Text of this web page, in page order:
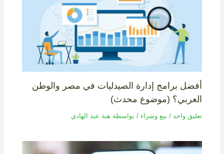
أفضل برامج إدارة الصيدليات في مصر والوطن
العربي؟ (موضوع محدث)
تعليق واحد / بيع وشراء / بواسطة هبة عبد الهادي